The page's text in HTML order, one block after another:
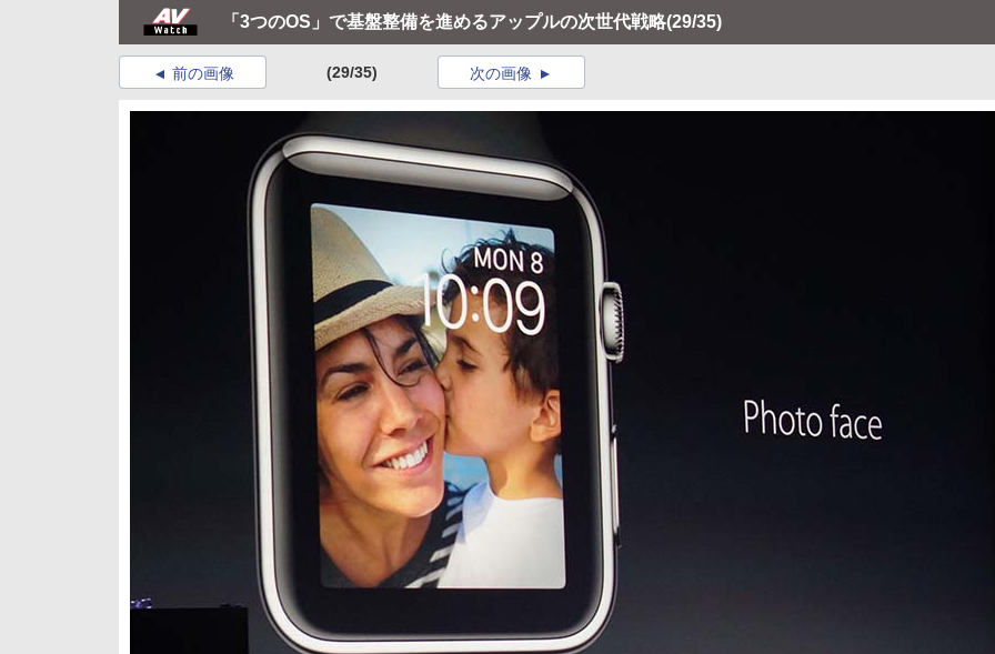
「3つのOS」で基盤整備を進めるアップルの次世代戦略(29/35)
前の画像 (29/35) 次の画像